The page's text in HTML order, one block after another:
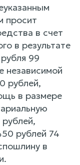
просит
в счет
в результате
99
независимой
рублей,
в размере
рублей 74
в